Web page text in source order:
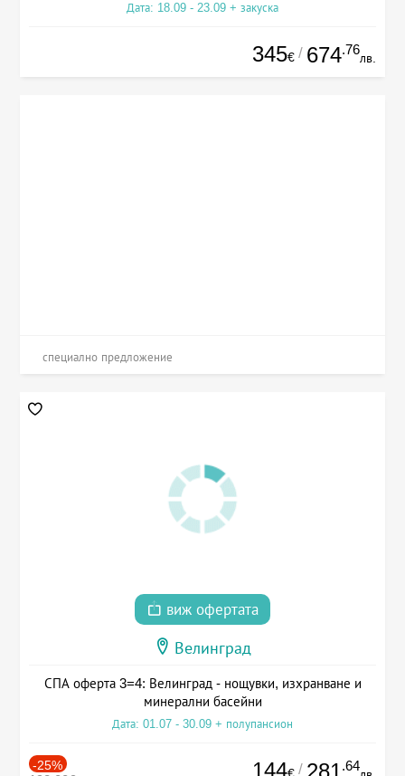
Дата: 18.09 - 23.09 + закуска
345€ / 674.76
лв.
специално предложение
виж офертата
Велинград
СПА оферта 3=4: Велинград - нощувки, изхранване и
минерални басейни
Дата: 01.07 - 30.09 + полупансион
-25% 144 / 281 .64